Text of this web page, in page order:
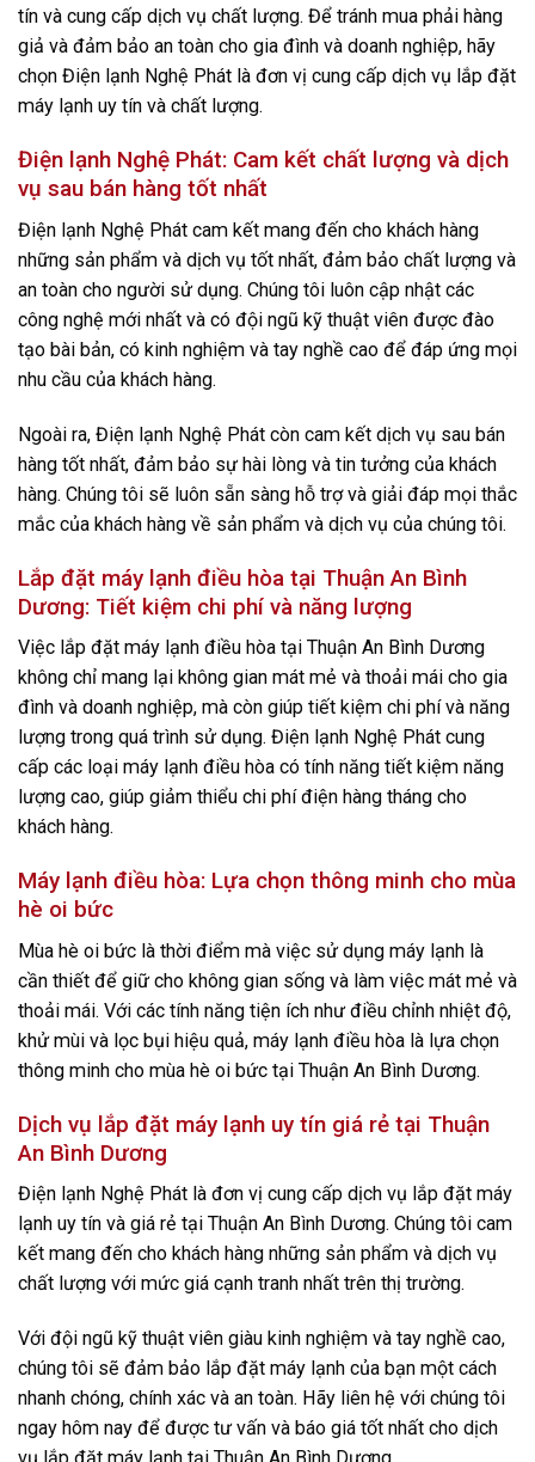
tín và cung cấp dịch vụ chất lượng. Để tránh mua phải hàng
giả và đảm bảo an toàn cho gia đình và doanh nghiệp, hãy
chọn Điện lạnh Nghệ Phát là đơn vị cung cấp dịch vụ lắp đặt
máy lạnh uy tín và chất lượng.
Điện lạnh Nghệ Phát: Cam kết chất lượng và dịch
vụ sau bán hàng tốt nhất
Điện lạnh Nghệ Phát cam kết mang đến cho khách hàng
những sản phẩm và dịch vụ tốt nhất, đảm bảo chất lượng và
an toàn cho người sử dụng. Chúng tôi luôn cập nhật các
công nghệ mới nhất và có đội ngũ kỹ thuật viên được đào
tạo bài bản, có kinh nghiệm và tay nghề cao để đáp ứng mọi
nhu cầu của khách hàng.
Ngoài ra, Điện lạnh Nghệ Phát còn cam kết dịch vụ sau bán
hàng tốt nhất, đảm bảo sự hài lòng và tin tưởng của khách
hàng. Chúng tôi sẽ luôn sẵn sàng hỗ trợ và giải đáp mọi thắc
mắc của khách hàng về sản phẩm và dịch vụ của chúng tôi.
Lắp đặt máy lạnh điều hòa tại Thuận An Bình
Dương: Tiết kiệm chi phí và năng lượng
Việc lắp đặt máy lạnh điều hòa tại Thuận An Bình Dương
không chỉ mang lại không gian mát mẻ và thoải mái cho gia
đình và doanh nghiệp, mà còn giúp tiết kiệm chi phí và năng
lượng trong quá trình sử dụng. Điện lạnh Nghệ Phát cung
cấp các loại máy lạnh điều hòa có tính năng tiết kiệm năng
lượng cao, giúp giảm thiểu chi phí điện hàng tháng cho
khách hàng.
Máy lạnh điều hòa: Lựa chọn thông minh cho mùa
hè oi bức
Mùa hè oi bức là thời điểm mà việc sử dụng máy lạnh là
cần thiết để giữ cho không gian sống và làm việc mát mẻ và
thoải mái. Với các tính năng tiện ích như điều chỉnh nhiệt độ,
khử mùi và lọc bụi hiệu quả, máy lạnh điều hòa là lựa chọn
thông minh cho mùa hè oi bức tại Thuận An Bình Dương.
Dịch vụ lắp đặt máy lạnh uy tín giá rẻ tại Thuận
An Bình Dương
Điện lạnh Nghệ Phát là đơn vị cung cấp dịch vụ lắp đặt máy
lạnh uy tín và giá rẻ tại Thuận An Bình Dương. Chúng tôi cam
kết mang đến cho khách hàng những sản phẩm và dịch vụ
chất lượng với mức giá cạnh tranh nhất trên thị trường.
Với đội ngũ kỹ thuật viên giàu kinh nghiệm và tay nghề cao,
chúng tôi sẽ đảm bảo lắp đặt máy lạnh của bạn một cách
nhanh chóng, chính xác và an toàn. Hãy liên hệ với chúng tôi
ngay hôm nay để được tư vấn và báo giá tốt nhất cho dịch